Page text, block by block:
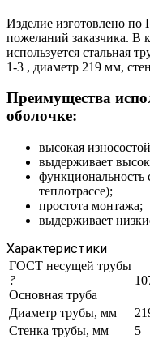
Изделие изготовлено
пожеланий заказчика. В
используется стальная
1-3 , диаметр 219 мм,
Преимущества
оболочке:
высокая
выдерживает
функциональность
теплотрассе);
простота монтажа;
выдерживает
Характеристики
ГОСТ несущей трубы
?
Основная труба
Диаметр трубы, мм
Стенка трубы, мм
5